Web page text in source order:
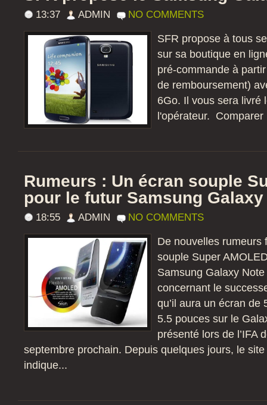
13:37 ADMIN NO COMMENTS
SFR propose à tous
sur sa boutique en
pré-commande à
de remboursement)
6Go. Il vous sera livré
l'opérateur. Comparer
Rumeurs : Un écran souple
pour le futur Samsung Galaxy
18:55 ADMIN NO COMMENTS
De nouvelles rumeurs
souple Super
Samsung Galaxy
concernant le
qu’il aura un écran de
5.5 pouces sur le
présenté lors de l’IFA
septembre prochain. Depuis quelques jours, le
indique...